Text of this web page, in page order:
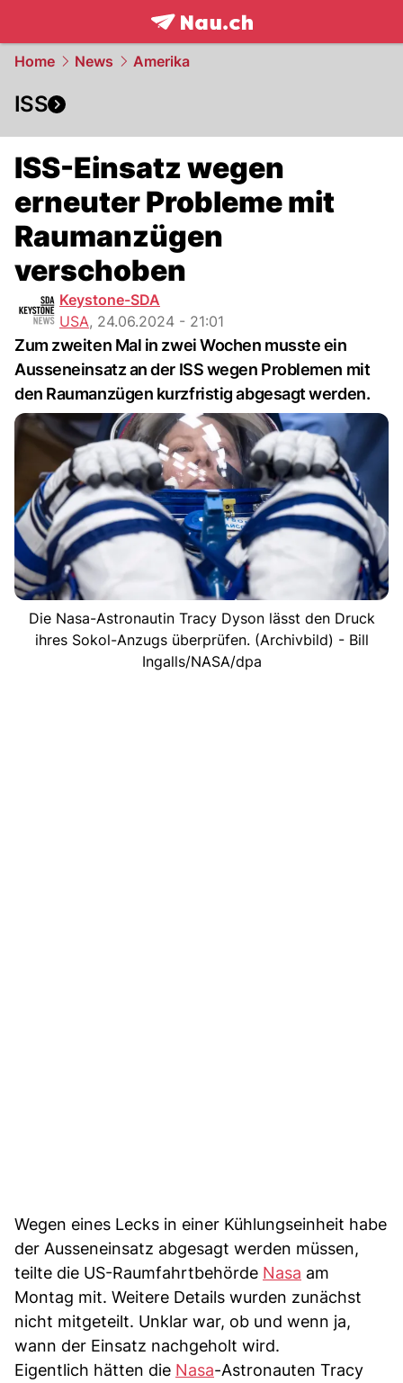
frontpage.NAU.ch
Home News Amerika
ISS
ISS-Einsatz wegen
erneuter Probleme mit
Raumanzügen
verschoben
Keystone-SDA
USA, 24.06.2024 - 21:01
Zum zweiten Mal in zwei Wochen musste ein
Ausseneinsatz an der ISS wegen Problemen mit
den Raumanzügen kurzfristig abgesagt werden.
Die Nasa-Astronautin Tracy Dyson lässt den Druck
ihres Sokol-Anzugs überprüfen. (Archivbild) - Bill
Ingalls/NASA/dpa
Wegen eines Lecks in einer Kühlungseinheit habe
der Ausseneinsatz abgesagt werden müssen,
teilte die US-Raumfahrtbehörde Nasa am
Montag mit. Weitere Details wurden zunächst
nicht mitgeteilt. Unklar war, ob und wenn ja,
wann der Einsatz nachgeholt wird.
Eigentlich hätten die Nasa-Astronauten Tracy